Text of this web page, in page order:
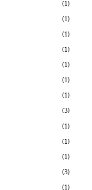
(1)
(1)
(1)
(1)
(1)
(1)
(1)
(3)
(1)
(1)
(1)
(3)
(1)